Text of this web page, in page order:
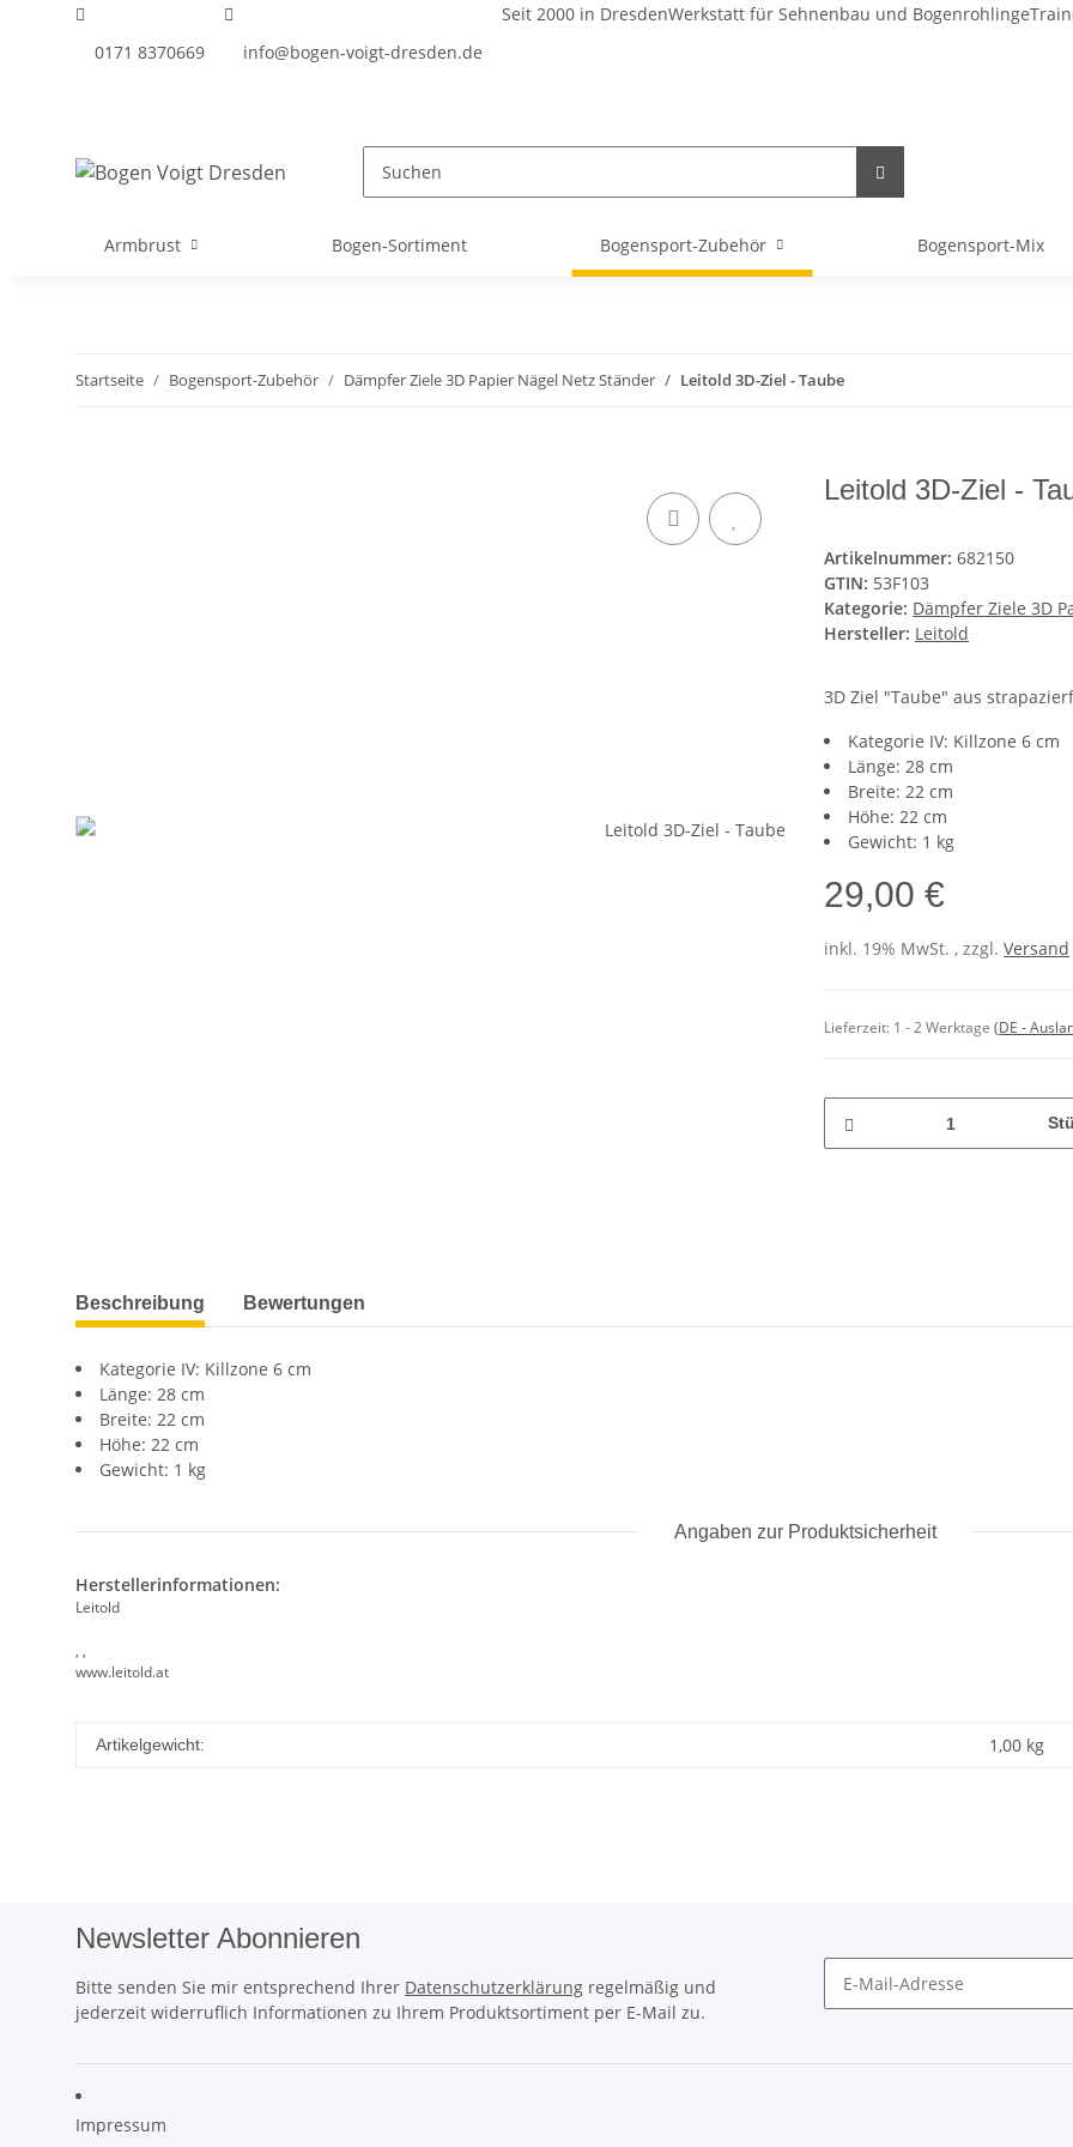
0171 8370669 info@bogen-voigt-dresden.de
Seit 2000 in DresdenWerkstatt für Sehnenbau und Bogenrohlinge
Armbrust Bogen-Sortiment Bogensport-Zubehör Bogensport-Mix
Startseite Bogensport-Zubehör Dämpfer Ziele 3D Papier Nägel Netz Ständer Leitold 3D-Ziel - Taube
Leitold 3D-Ziel -
Artikelnummer: 682150
GTIN: 53F103
Kategorie: Dämpfer Ziele 3D
Hersteller: Leitold
3D Ziel "Taube" aus
Kategorie IV: Killzone 6 cm
Länge: 28 cm
Breite: 22 cm
Höhe: 22 cm
Gewicht: 1 kg
29,00 €
inkl. 19% MwSt. , zzgl. Versand
Lieferzeit: 1 - 2 Werktage (DE -
Beschreibung Bewertungen
Kategorie IV: Killzone 6 cm
Länge: 28 cm
Breite: 22 cm
Höhe: 22 cm
Gewicht: 1 kg
Angaben zur Produktsicherheit
Herstellerinformationen:
Leitold
, ,
www.leitold.at
Artikelgewicht: 1,00 kg
Newsletter Abonnieren
Bitte senden Sie mir entsprechend Ihrer Datenschutzerklärung regelmäßig und
jederzeit widerruflich Informationen zu Ihrem Produktsortiment per E-Mail zu.
Impressum